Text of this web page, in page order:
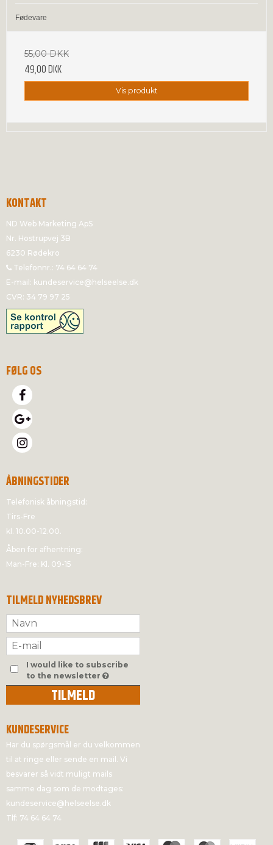
Fødevare
55,00 DKK
49,00 DKK
Vis produkt
KONTAKT
ND Web Marketing ApS
Nr. Hostrupvej 3B
6230 Rødekro
Telefonnr.: 74 64 64 74
E-mail : kundeservice@helseelse.dk
CVR: 34 79 97 25
FØLG OS
ÅBNINGSTIDER
Telefonisk åbningstid:
Tirs-Fre
kl. 10.00-12.00.
Åben for afhentning:
Man-Fre: Kl. 09-15
TILMELD NYHEDSBREV
I would like to subscribe
to the newsletter
TILMELD
KUNDESERVICE
Har du spørgsmål er du velkommen
til at ringe eller sende en mail. Vi
besvarer så vidt muligt mails
samme dag som de modtages:
kundeservice@helseelse.dk
Tlf: 74 64 64 74